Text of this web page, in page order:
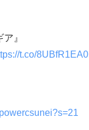
』
t.co/8UBfR1EA0I